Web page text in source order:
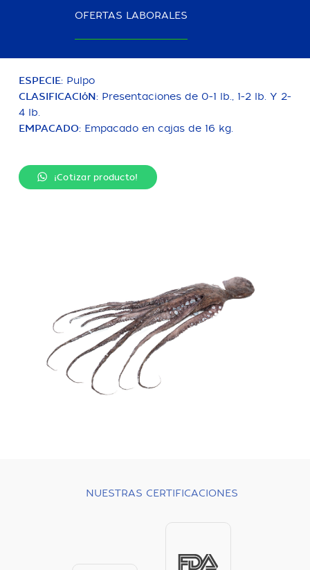
OFERTAS LABORALES
sin ojos. Congelado en IQF, envasado en IWP o en
ESPECIE: Pulpo
CLASIFICACIóN: Presentaciones de 0-1 lb., 1-2 lb. Y 2-
4 lb.
EMPACADO: Empacado en cajas de 16 kg.
¡Cotizar producto!
NUESTRAS CERTIFICACIONES